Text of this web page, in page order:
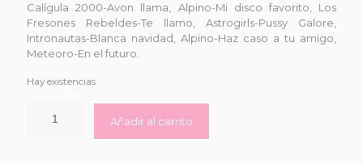
Calígula 2000-Avon llama, Alpino-Mi disco favorito, Los
Fresones Rebeldes-Te llamo, Astrogirls-Pussy Galore,
Intronautas-Blanca navidad, Alpino-Haz caso a tu amigo,
Meteoro-En el futuro.
Hay existencias
Añadir al carrito